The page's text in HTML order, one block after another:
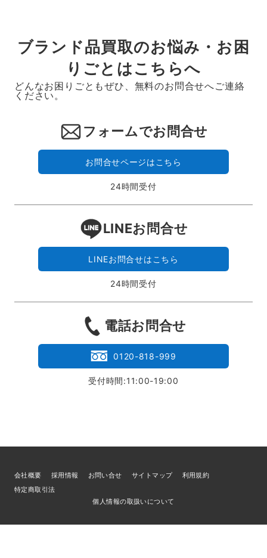
ブランド品買取のお悩み・お困
りごとはこちらへ
どんなお困りごともぜひ、無料のお問合せへご連絡
ください。
フォームでお問合せ
お問合せページはこちら
24時間受付
LINEお問合せ
LINEお問合せはこちら
24時間受付
電話お問合せ
0120-818-999
受付時間:11:00-19:00
会社概要 採用情報 お問い合せ サイトマップ
利用規約
特定商取引法
個人情報の取扱いについて